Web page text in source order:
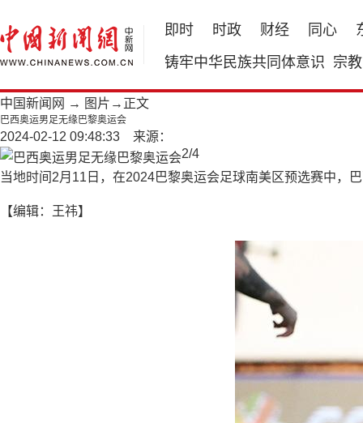
即时 时政 财经 同心
铸牢中华民族共同体意识 宗教
中国新闻网 → 图片 →正文
巴西奥运男足无缘巴黎奥运会
2024-02-12 09:48:33 来源：
2/4
当地时间2月11日，在2024巴黎奥运会足球南美区预选赛中，
【编辑：王祎】